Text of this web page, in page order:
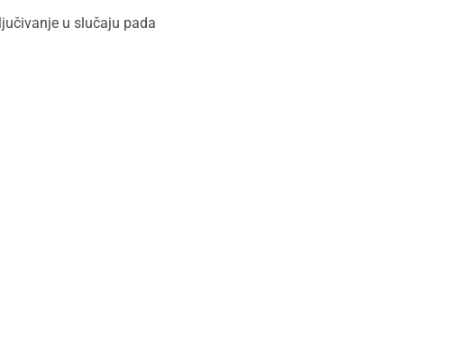
u slučaju pada